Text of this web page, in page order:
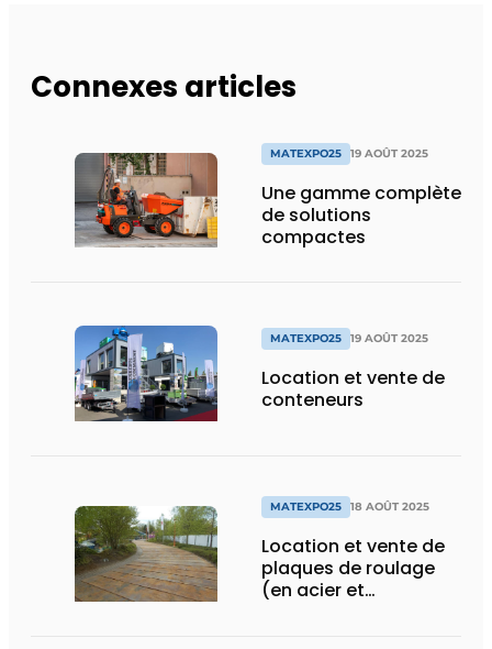
Connexes articles
MATEXPO25 19 AOÛT 2025
Une gamme complète
de solutions
compactes
MATEXPO25 19 AOÛT 2025
Location et vente de
conteneurs
MATEXPO25 18 AOÛT 2025
Location et vente de
plaques de roulage
(en acier et